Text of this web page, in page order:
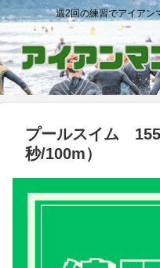
週2回の練習でアイアン
プールスイム
秒/100m）